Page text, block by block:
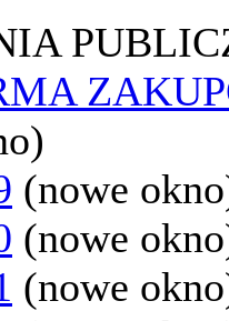
(nowe
(nowe
(nowe